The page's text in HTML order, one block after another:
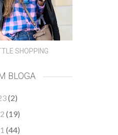
SHOPPING
BLOGA
(2)
(19)
(44)